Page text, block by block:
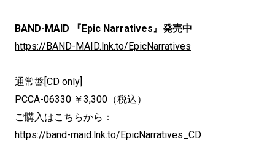
BAND-MAID 『Epic Narratives』発売中
https://BAND-MAID.lnk.to/EpicNarratives
通常盤[CD only]
PCCA-06330 ￥3,300（税込）
ご購入はこちらから：
https://band-maid.lnk.to/EpicNarratives_CD